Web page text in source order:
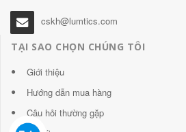
cskh@lumtics.com
TẠI SAO CHỌN CHÚNG TÔI
Giới thiệu
Hướng dẫn mua hàng
Câu hỏi thường gặp